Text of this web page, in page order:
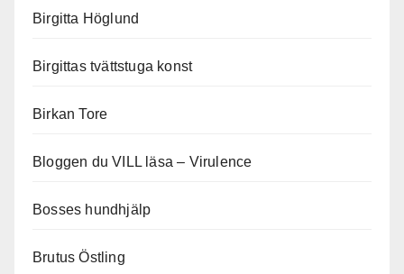
Birgitta Höglund
Birgittas tvättstuga konst
Birkan Tore
Bloggen du VILL läsa – Virulence
Bosses hundhjälp
Brutus Östling